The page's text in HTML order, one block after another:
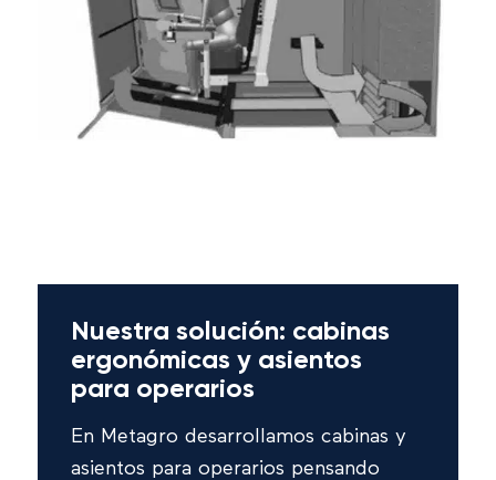
Nuestra solución: cabinas
ergonómicas y asientos
para operarios
En Metagro desarrollamos cabinas y
asientos para operarios pensando